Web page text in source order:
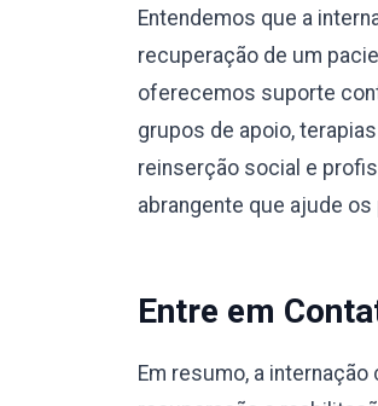
Entendemos que a
recuperação de um
oferecemos suporte
grupos de apoio,
reinserção social e
abrangente que ajude
Entre em
Em resumo, a